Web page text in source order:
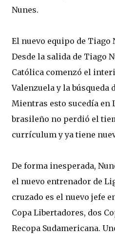
Nunes.
El nuevo equipo de Tiago
Desde la salida de Tiago
Católica comenzó el
Valenzuela y la búsqueda
Mientras esto sucedía en
brasileño no perdió el
currículum y ya tiene
De forma inesperada,
el nuevo entrenador de
cruzado es el nuevo jefe
Copa Libertadores, dos
Recopa Sudamericana.